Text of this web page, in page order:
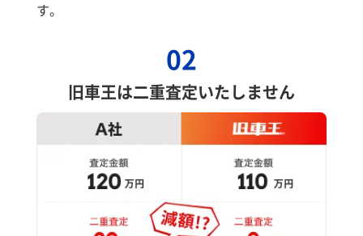
す。
02
旧車王は二重査定いたしません